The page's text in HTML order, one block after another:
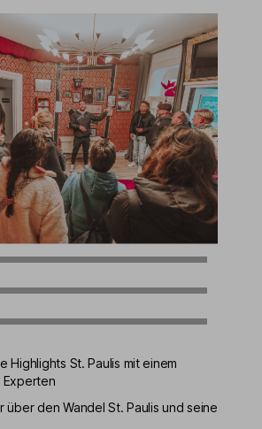
Highlights St. Paulis mit einem
Experten
über den Wandel St. Paulis und seine